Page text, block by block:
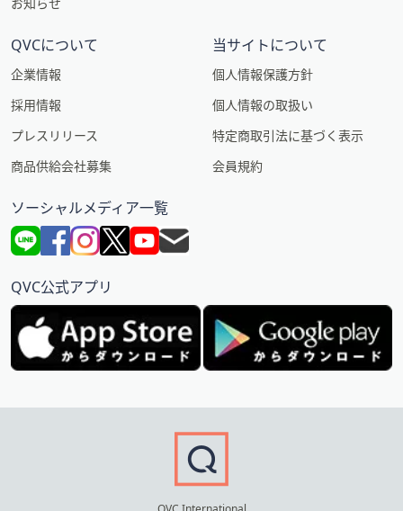
QVCについて
企業情報
採用情報
プレスリリース
商品供給会社募集
当サイトについて
個人情報保護方針
個人情報の取扱い
特定商取引法に基づく表示
会員規約
ソーシャルメディア一覧
QVC公式アプリ